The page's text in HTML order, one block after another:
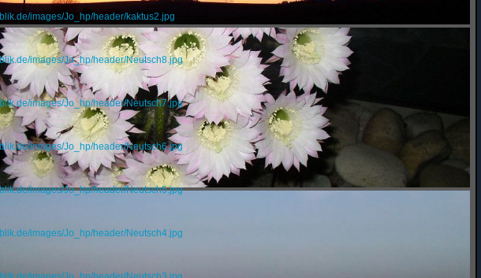
images/Jo_hp/header/kaktus2.jpg
images/Jo_hp/header/Neutsch8.jpg
images/Jo_hp/header/Neutsch7.jpg
images/Jo_hp/header/Neutsch6.jpg
images/Jo_hp/header/Neutsch5.jpg
images/Jo_hp/header/Neutsch4.jpg